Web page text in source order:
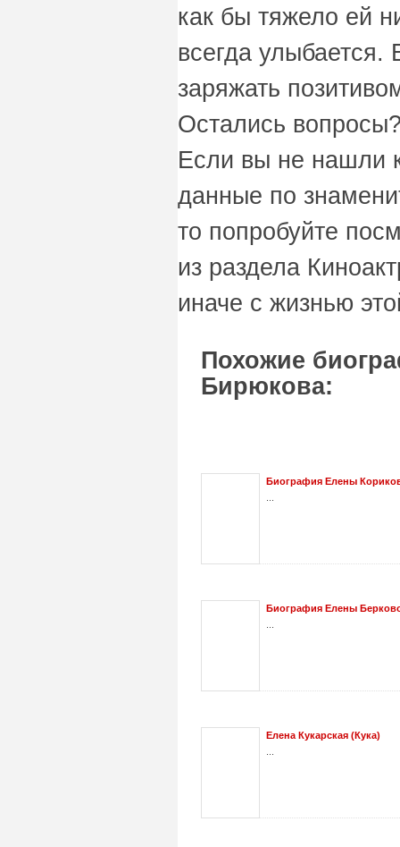
как бы тяжело ей
всегда улыбается.
заряжать
Остались
Если вы не нашли
данные по
то попробуйте
из раздела
иначе с жизнью
Похожие
Бирюкова:
Биография Елены
Биография Елены
Елена Кукарская (Кука)